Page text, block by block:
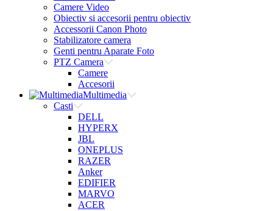
Camere Video
Obiectiv si accesorii pentru obiectiv
Accessorii Canon Photo
Stabilizatore camera
Genti pentru Aparate Foto
PTZ Camera
Camere
Accesorii
Multimedia
Casti
DELL
HYPERX
JBL
ONEPLUS
RAZER
Anker
EDIFIER
MARVO
ACER